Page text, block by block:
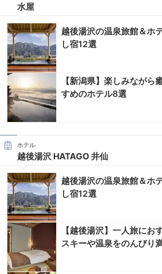
水屋
越後湯沢の温泉旅館＆ホ
し宿12選
【新潟県】楽しみなが
すめのホテル8選
ホテル
越後湯沢 HATAGO 井仙
越後湯沢の温泉旅館＆ホ
し宿12選
【越後湯沢】一人旅にお
スキーや温泉をのんびり